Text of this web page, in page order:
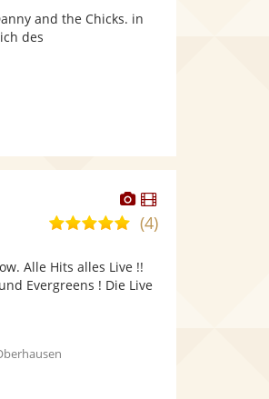
bereit.
5
and the Chicks. in
des
Dieser
Künstler
stellt
bereit.
Dieser
Künstler
5,0
5
Sternen
(4)
Alle Hits alles Live !!
Evergreens ! Die Live